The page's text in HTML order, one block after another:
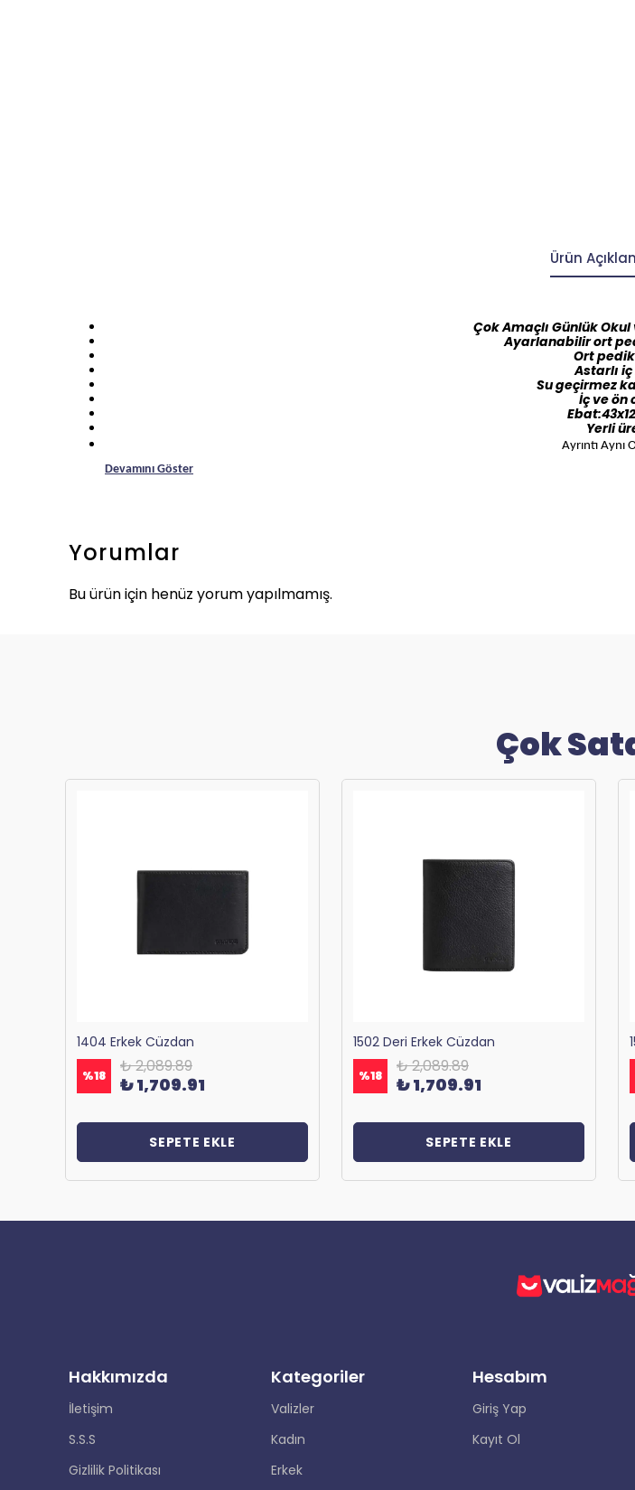
Ürün
Çok Amaçlı Günlük Okul
Ayarlanabilir ort
Ort pedik
Astarlı
Su geçirmez
İç ve ön
Yerli
Ayrıntı Aynı
Devamını Göster
Yorumlar
Bu ürün için henüz yorum yapılmamış.
Çok
1404 Erkek Cüzdan
%18 ₺ 2,089.89
₺ 1,709.91
SEPETE EKLE
1502 Deri Erkek Cüzdan
%18 ₺ 2,089.89
₺ 1,709.91
SEPETE EKLE
Hakkımızda
İletişim
S.S.S
Gizlilik Politikası
Kategoriler
Valizler
Kadın
Erkek
Hesabım
Giriş Yap
Kayıt Ol